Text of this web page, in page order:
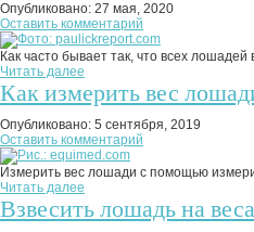
Опубликовано: 27 мая, 2020
Оставить комментарий
Как часто бывает так, что всех
Читать далее
Как измерить вес
Опубликовано: 5 сентября, 2019
Оставить комментарий
Измерить вес лошади с помощью
Читать далее
Взвесить лошадь на